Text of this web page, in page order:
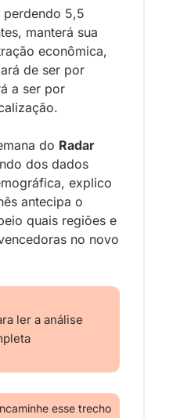
perdendo 5,5
manterá sua
econômica,
de ser por
a ser por
do Radar
dos dados
explico
antecipa o
quais regiões e
no novo
ler a análise
esse trecho